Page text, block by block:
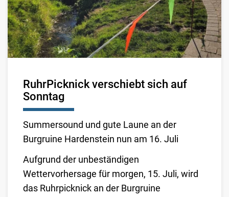
RuhrPicknick verschiebt sich auf
Sonntag
Summersound und gute Laune an der
Burgruine Hardenstein nun am 16. Juli
Aufgrund der unbeständigen
Wettervorhersage für morgen, 15. Juli, wird
das Ruhrpicknick an der Burgruine